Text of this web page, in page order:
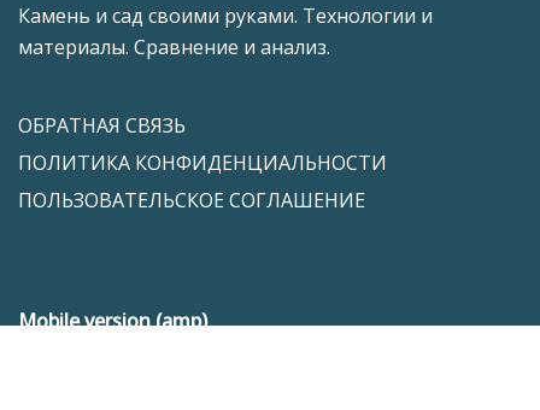
Камень и сад своими руками. Технологии и
материалы. Сравнение и анализ.
ОБРАТНАЯ СВЯЗЬ
ПОЛИТИКА КОНФИДЕНЦИАЛЬНОСТИ
ПОЛЬЗОВАТЕЛЬСКОЕ СОГЛАШЕНИЕ
Mobile version (amp)